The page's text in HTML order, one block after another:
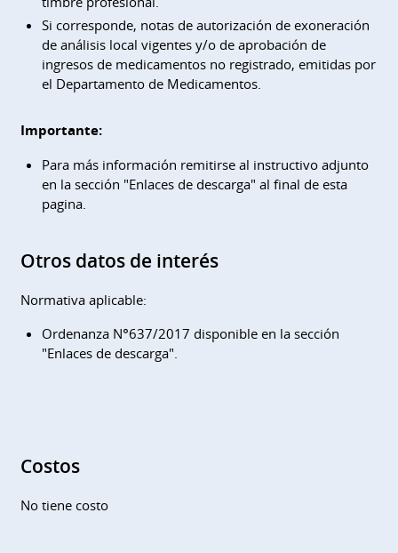
Si corresponde, notas de autorización de exoneración
de análisis local vigentes y/o de aprobación de
ingresos de medicamentos no registrado, emitidas por
el Departamento de Medicamentos.
Importante:
Para más información remitirse al instructivo adjunto
en la sección "Enlaces de descarga" al final de esta
pagina.
Otros datos de interés
Normativa aplicable:
Ordenanza N°637/2017 disponible en la sección
"Enlaces de descarga".
Costos
No tiene costo